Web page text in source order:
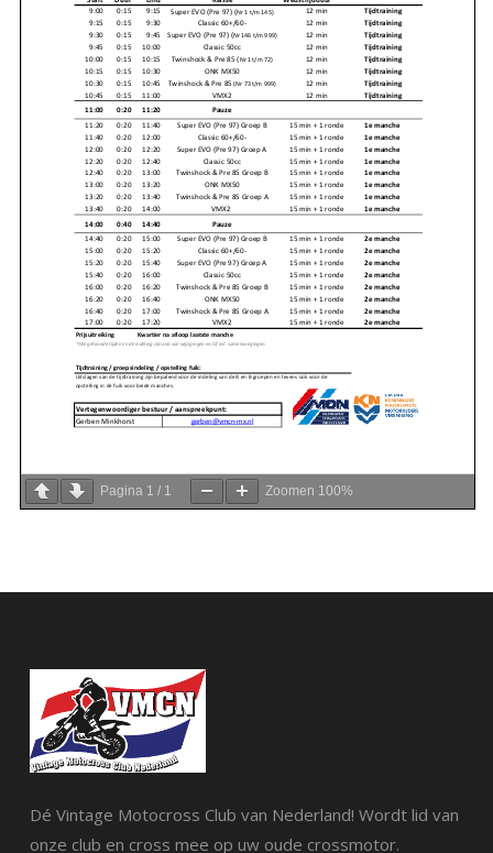
Pagina 1 / 1 Zoomen 100%
Dé Vintage Motocross Club van Nederland! Wordt lid van
onze club en cross mee op uw oude crossmotor.